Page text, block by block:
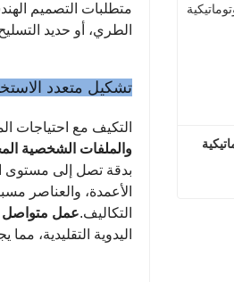
متطلبات التصميم
الطري، أو حديد
تشكيل متعدد
التكيف مع احتياجات
والملفات الشخصية
بدقة تصل إلى مستوى
الأعمدة، والعناصر
التكاليف.عمل متواصل
اليدوية التقليدية،